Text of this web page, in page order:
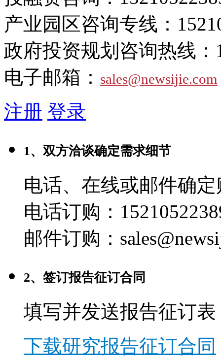
产业园区咨询专线：
政府投资规划咨询热线：
电子邮箱： sales@newsijie.com
注册 登录
1、双方洽谈确定需求细节
电话、在线或邮件确
电话订购：
邮件订购：
2、签订报告征订合同
填写并发送报告征订表
下载研究报告征订合同